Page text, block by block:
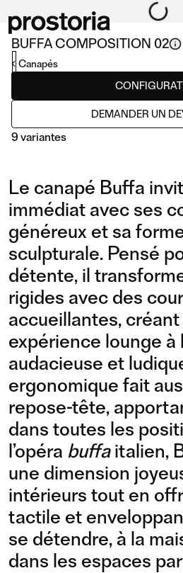
BUFFA COMPOSITION 02
DEMANDER UN
9 variantes
COMPOSITION 09/L
Canapés
Le canapé Buffa
immédiat avec ses
généreux et sa
sculpturale. Pensé
détente, il
rigides avec des
accueillantes, créant
expérience lounge à
audacieuse et
ergonomique fait
repose-tête,
dans toutes les
l’opéra buffaitalien,
une dimension
intérieurs tout en
tactile et
se détendre, à la
dans les espaces